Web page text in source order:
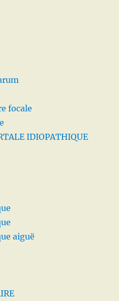
focale
IDIOPATHIQUE
aiguë